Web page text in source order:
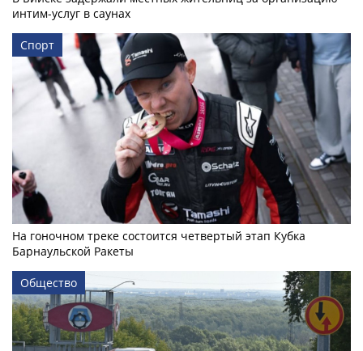
интим-услуг в саунах
Спорт
На гоночном треке состоится четвертый этап Кубка
Барнаульской Ракеты
Общество